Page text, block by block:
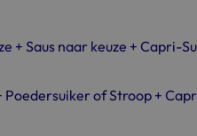
+ Saus naar keuze + Capri-
of Stroop +